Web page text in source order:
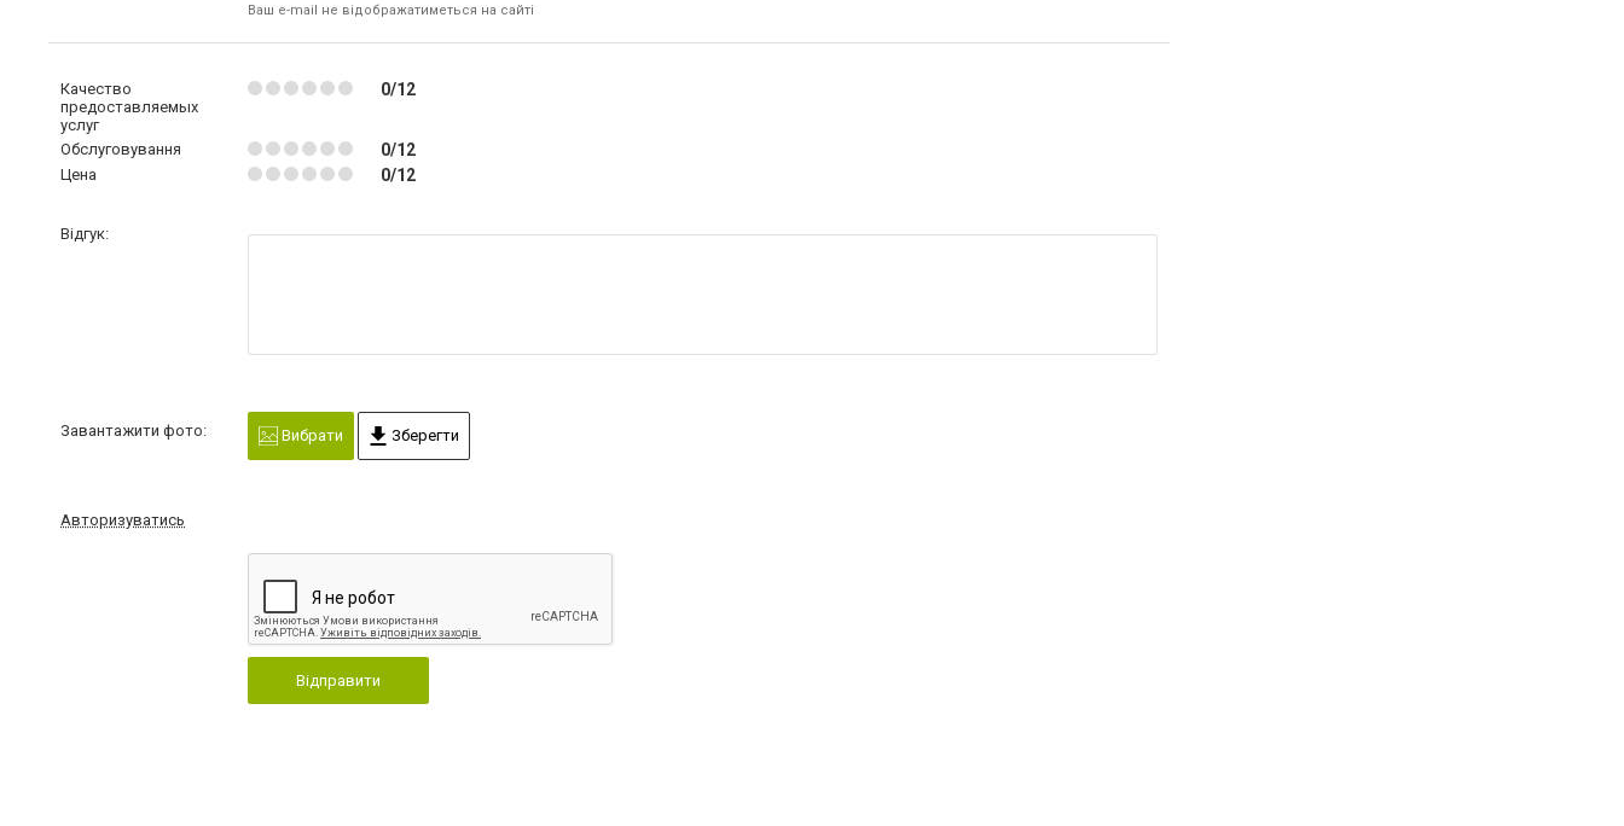
Ваш e-mail не відображатиметься на сайті
Качество
предоставляемых
услуг
0/12
Обслуговування 0/12
Цена 0/12
Відгук:
Завантажити фото: Вибрати Зберегти
Авторизуватись
Відправити